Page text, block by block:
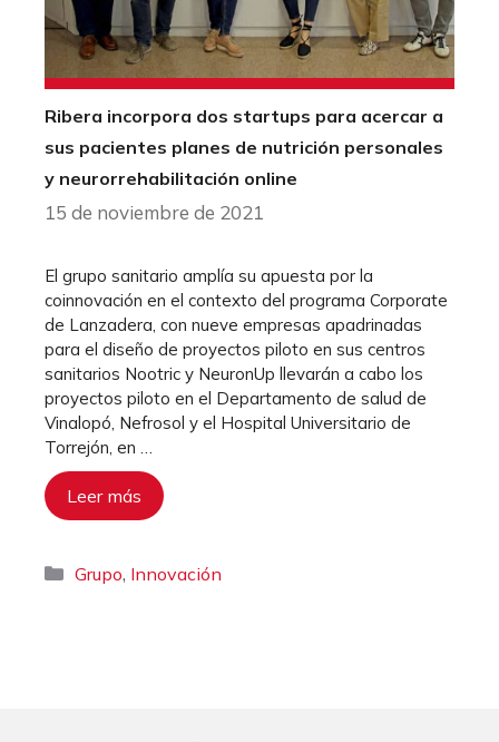
Ribera incorpora dos startups para acercar a
sus pacientes planes de nutrición personales
y neurorrehabilitación online
15 de noviembre de 2021
El grupo sanitario amplía su apuesta por la
coinnovación en el contexto del programa Corporate
de Lanzadera, con nueve empresas apadrinadas
para el diseño de proyectos piloto en sus centros
sanitarios Nootric y NeuronUp llevarán a cabo los
proyectos piloto en el Departamento de salud de
Vinalopó, Nefrosol y el Hospital Universitario de
Torrejón, en …
Leer más
Categorías
Grupo, Innovación